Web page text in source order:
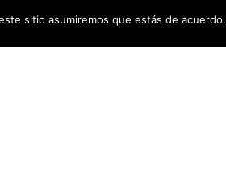
sitio asumiremos que estás de acuerdo.